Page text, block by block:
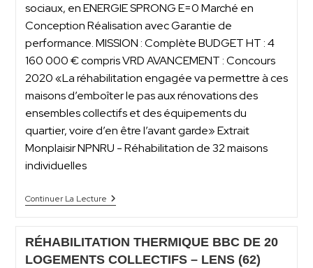
sociaux, en ENERGIE SPRONG E=0 Marché en
Conception Réalisation avec Garantie de
performance. MISSION : Complète BUDGET HT : 4
160 000 € compris VRD AVANCEMENT : Concours
2020 «La réhabilitation engagée va permettre à ces
maisons d’emboîter le pas aux rénovations des
ensembles collectifs et des équipements du
quartier, voire d’en être l’avant garde» Extrait
Monplaisir NPNRU - Réhabilitation de 32 maisons
individuelles
Continuer La Lecture
RÉHABILITATION THERMIQUE BBC DE 20
LOGEMENTS COLLECTIFS – LENS (62)